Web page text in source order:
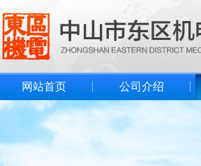
网站首页 公司介绍